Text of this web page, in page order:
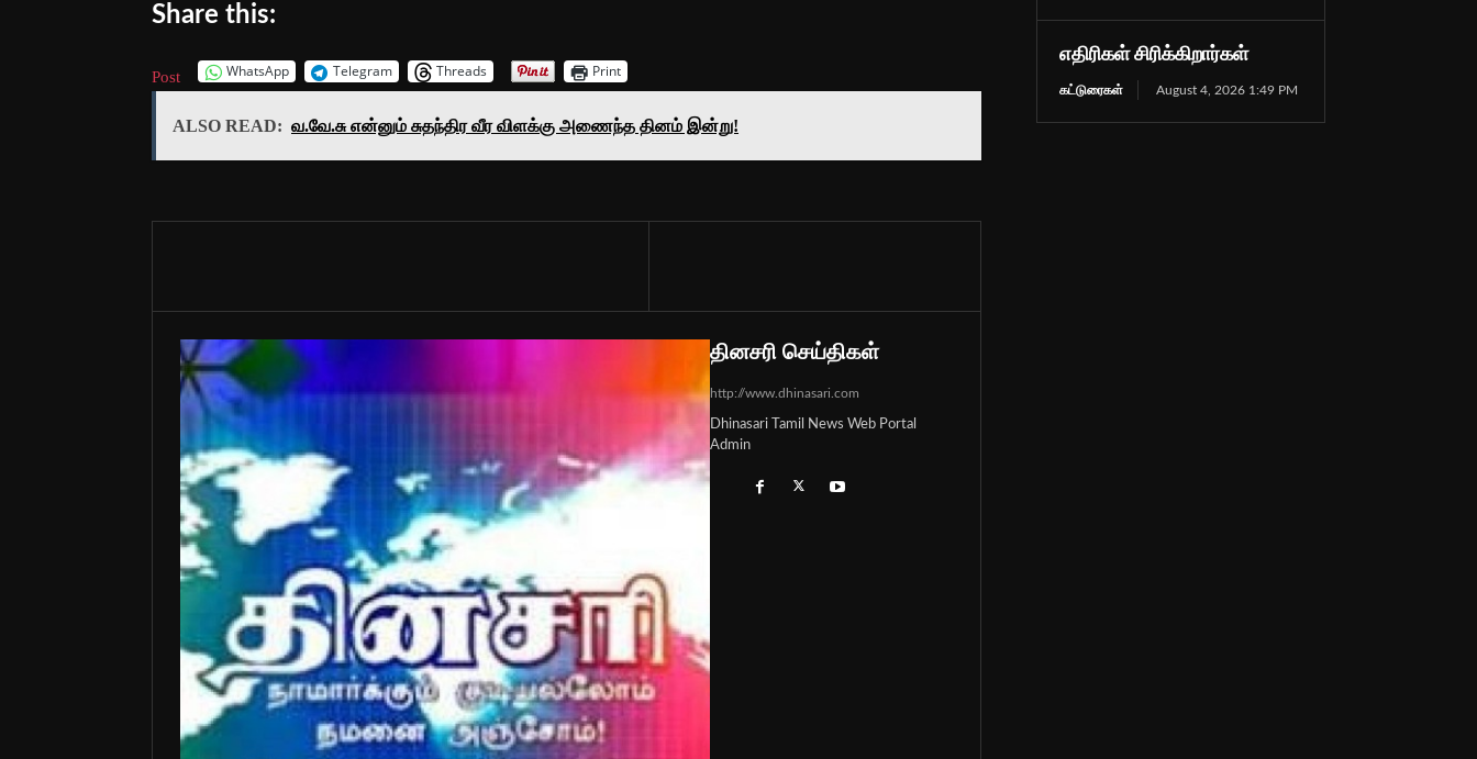
Share this:
Post WhatsApp Telegram Threads Print
ALSO READ: வ.வே.சு என்னும் சுதந்திர வீர விளக்கு அணைந்த தினம் இன்று!
தினசரி செய்திகள்
http://www.dhinasari.com
Dhinasari Tamil News Web Portal
Admin
எதிரிகள் சிரிக்கிறார்கள்
கட்டுரைகள் August 4, 2026 1:49 PM